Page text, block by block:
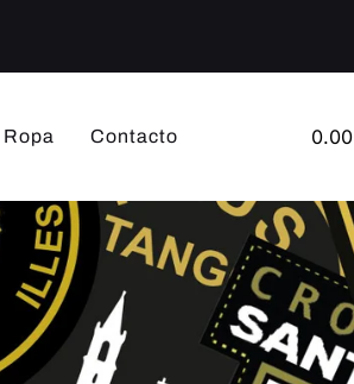
Ropa Contacto 0.00